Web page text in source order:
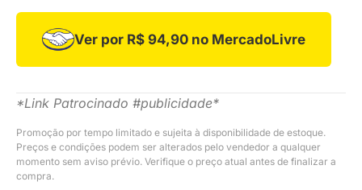
Ver por R$ 94,90 no MercadoLivre
*Link Patrocinado #publicidade*
Promoção por tempo limitado e sujeita à disponibilidade de estoque.
Preços e condições podem ser alterados pelo vendedor a qualquer
momento sem aviso prévio. Verifique o preço atual antes de finalizar a
compra.